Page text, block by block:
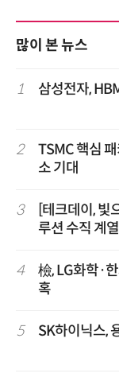
많이 본 뉴스
1 삼성전자,
2
TSMC 핵심
소 기대
3
[테크데이, 빛
루션 수직 계
4
檢, LG화학·
혹
5 SK하이닉스,